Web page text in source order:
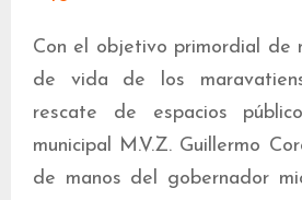
Con el objetivo primordial de
de vida de los
rescate de espacios
municipal M.V.Z. Guillermo
de manos del gobernador